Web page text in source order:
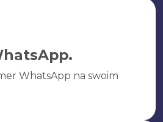
WhatsApp na swoim